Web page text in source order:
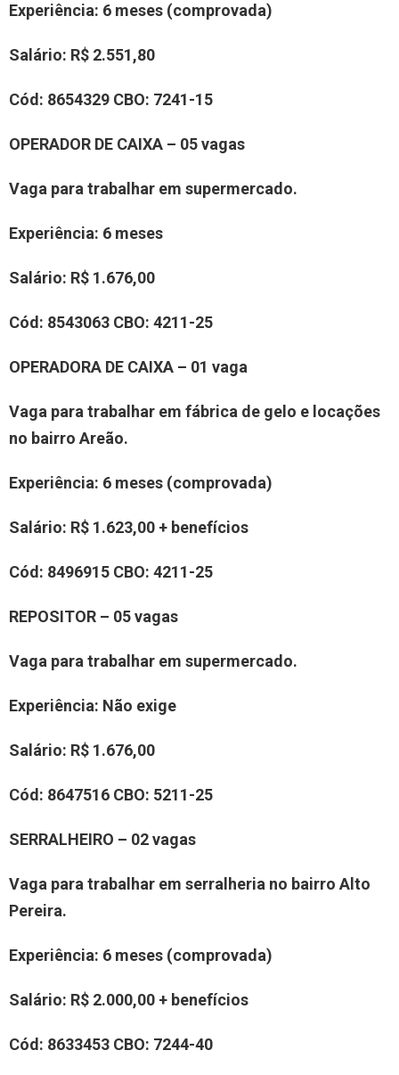
Experiência: 6 meses (comprovada)
Salário: R$ 2.551,80
Cód: 8654329 CBO: 7241-15
OPERADOR DE CAIXA – 05 vagas
Vaga para trabalhar em supermercado.
Experiência: 6 meses
Salário: R$ 1.676,00
Cód: 8543063 CBO: 4211-25
OPERADORA DE CAIXA – 01 vaga
Vaga para trabalhar em fábrica de gelo e locações
no bairro Areão.
Experiência: 6 meses (comprovada)
Salário: R$ 1.623,00 + benefícios
Cód: 8496915 CBO: 4211-25
REPOSITOR – 05 vagas
Vaga para trabalhar em supermercado.
Experiência: Não exige
Salário: R$ 1.676,00
Cód: 8647516 CBO: 5211-25
SERRALHEIRO – 02vagas
Vaga para trabalhar em serralheria no bairro Alto
Pereira.
Experiência: 6 meses (comprovada)
Salário: R$ 2.000,00 + benefícios
Cód: 8633453 CBO: 7244-40